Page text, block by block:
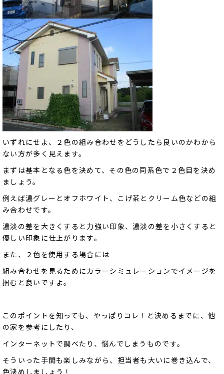
いずれにせよ、２色の組み合わせをどうしたら良いのかわから
ない方が多く見えます。
まずは基本となる色を決めて、その色の同系色で２色目を決め
ましょう。
例えば濃グレーとオフホワイト、こげ茶とクリーム色などの組
み合わせです。
濃淡の差を大きくすると力強い印象、濃淡の差を小さくすると
優しい印象に仕上がります。
また、２色を使用する場合には
組み合わせを見るためにカラーシミュレーションでイメージを
掴むと良いですよ。
このポイントを知っても、やっぱりコレ！と決めるまでに、他
の家を参考にしたり、
インターネットで調べたり、悩んでしまうものです。
そういった手間も楽しみながら、担当者も大いに巻き込んで、
色決めしましょう！